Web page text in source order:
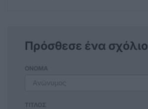
Πρόσθεσε ένα σχόλιο
ΟΝΟΜΑ
ΤΙΤΛΟΣ